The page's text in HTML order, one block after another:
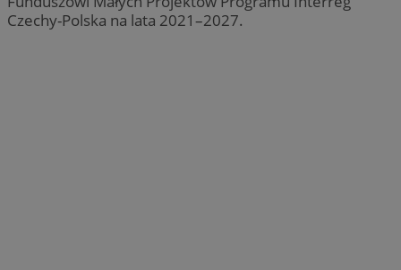
Czechy-Polska na lata 2021–2027.